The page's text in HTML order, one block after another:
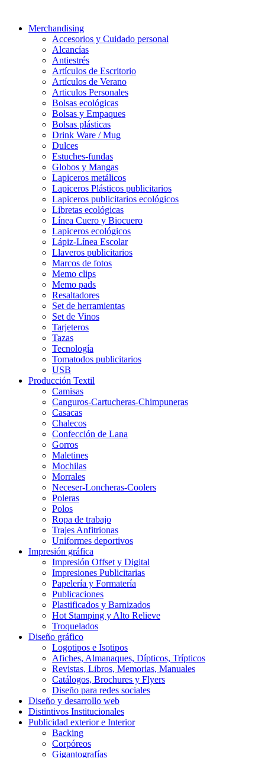
Merchandising
Accesorios y Cuidado personal
Alcancías
Antiestrés
Artículos de Escritorio
Artículos de Verano
Articulos Personales
Bolsas ecológicas
Bolsas y Empaques
Bolsas plásticas
Drink Ware / Mug
Dulces
Estuches-fundas
Globos y Mangas
Lapiceros metálicos
Lapiceros Plásticos publicitarios
Lapiceros publicitarios ecológicos
Libretas ecológicas
Línea Cuero y Biocuero
Lapiceros ecológicos
Lápiz-Línea Escolar
Llaveros publicitarios
Marcos de fotos
Memo clips
Memo pads
Resaltadores
Set de herramientas
Set de Vinos
Tarjeteros
Tazas
Tecnología
Tomatodos publicitarios
USB
Producción Textil
Camisas
Canguros-Cartucheras-Chimpuneras
Casacas
Chalecos
Confección de Lana
Gorros
Maletines
Mochilas
Morrales
Neceser-Loncheras-Coolers
Poleras
Polos
Ropa de trabajo
Trajes Anfitrionas
Uniformes deportivos
Impresión gráfica
Impresión Offset y Digital
Impresiones Publicitarias
Papelería y Formatería
Publicaciones
Plastificados y Barnizados
Hot Stamping y Alto Relieve
Troquelados
Diseño gráfico
Logotipos e Isotipos
Afiches, Almanaques, Dípticos, Trípticos
Revistas, Libros, Memorias, Manuales
Catálogos, Brochures y Flyers
Diseño para redes sociales
Diseño y desarrollo web
Distintivos Institucionales
Publicidad exterior e Interior
Backing
Corpóreos
Gigantografías